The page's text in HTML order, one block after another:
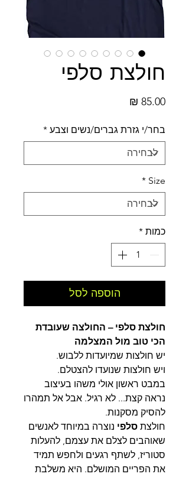
חולצת סלפי
בחר/י גזרת גברים/נשים וצבע *
Size
*
כמות *
הוספה לסל
חולצת סלפי – החולצה שעובדת
הכי טוב מול המצלמה
יש חולצות שמיועדות ללבוש.
ויש חולצות שנועדו להצטלם.
במבט ראשון אולי משהו בעיצוב
נראה קצת... לא רגיל. אבל אל תמהרו
להסיק מסקנות.
חולצת סלפי נוצרה במיוחד לאנשים
שאוהבים לצלם את עצמם, להעלות
סטוריז, לשתף רגעים ולחפש תמיד
את הפריים המושלם. היא משלבת